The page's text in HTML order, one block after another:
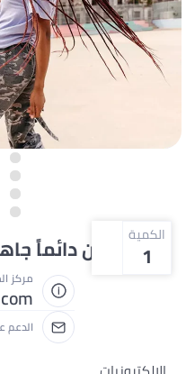
الكمية نحن دائماً
مركز
الدعم عبر